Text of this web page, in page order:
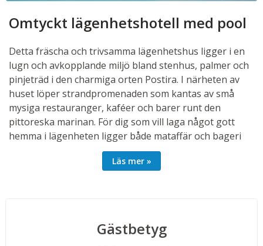
Omtyckt lägenhetshotell med pool
Detta fräscha och trivsamma lägenhetshus ligger i en
lugn och avkopplande miljö bland stenhus, palmer och
pinjeträd i den charmiga orten Postira. I närheten av
huset löper strandpromenaden som kantas av små
mysiga restauranger, kaféer och barer runt den
pittoreska marinan. För dig som vill laga något gott
hemma i lägenheten ligger både mataffär och bageri
endast 200 meter bort, så det är enkelt att handla
färska råvaror och nybakat bröd till dagens måltider.
sandstrand och historiska sevärdheter i de rustika
byarna på landsbygden. Som gäst på Lägenheter
Läs mer
Gästbetyg